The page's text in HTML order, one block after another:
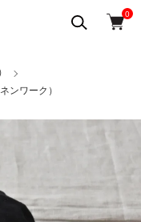
0
ンワーク）